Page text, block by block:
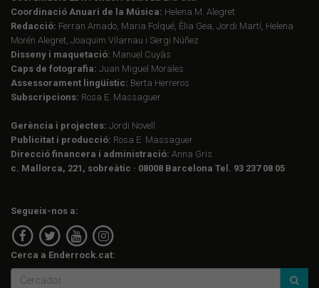
Coordinació Anuari de la Música: Helena M. Alegret
Redacció: Ferran Amado, Maria Folqué, Èlia Gea, Jordi Martí, Helena
Morén Alegret, Joaquim Vilarnau i Sergi Núñez
Disseny i maquetació: Manuel Cuyàs
Caps de fotografia: Juan Miguel Morales
Assessorament lingüístic: Berta Herreros
Subscripcions: Rosa E. Massaguer
Gerència i projectes: Jordi Novell
Publicitat i producció: Rosa E. Massaguer
Direcció financera i administració: Anna Gris
c. Mallorca, 221, sobreàtic · 08008 Barcelona Tel. 93 237 08 05
Segueix-nos a:
Cerca a Enderrock.cat: